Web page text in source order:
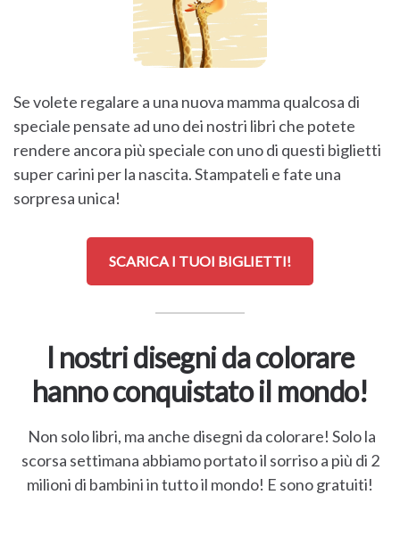
Se volete regalare a una nuova mamma qualcosa di
speciale pensate ad uno dei nostri libri che potete
rendere ancora più speciale con uno di questi biglietti
super carini per la nascita. Stampateli e fate una
sorpresa unica!
SCARICA I TUOI BIGLIETTI!
I nostri disegni da colorare
hanno conquistato il mondo!
Non solo libri, ma anche disegni da colorare! Solo la
scorsa settimana abbiamo portato il sorriso a più di 2
milioni di bambini in tutto il mondo! E sono gratuiti!